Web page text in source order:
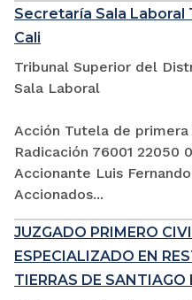
Secretaría Sala Laboral
Cali
Tribunal Superior del
Sala Laboral
Acción Tutela de primera
Radicación 76001 22050
Accionante Luis
Accionados...
JUZGADO PRIMERO
ESPECIALIZADO EN
TIERRAS DE SANTIAGO